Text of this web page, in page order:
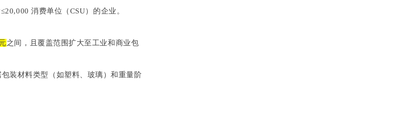
消费单位（CSU）的企业。
之间，且覆盖范围扩大至工业和商业包
装材料类型（如塑料、玻璃）和重量阶